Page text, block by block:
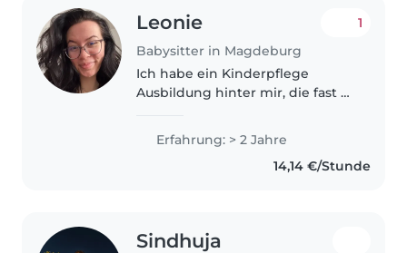
Leonie
Babysitter in Magdeburg
1
Ich habe ein Kinderpflege
Ausbildung hinter mir, die fast 2
schon viel Erfahrung habe. Wäre
die ganze Zeit verfügbar. Immer
Erfahrung: > 2 Jahre
14,14 €/Stunde
Sindhuja